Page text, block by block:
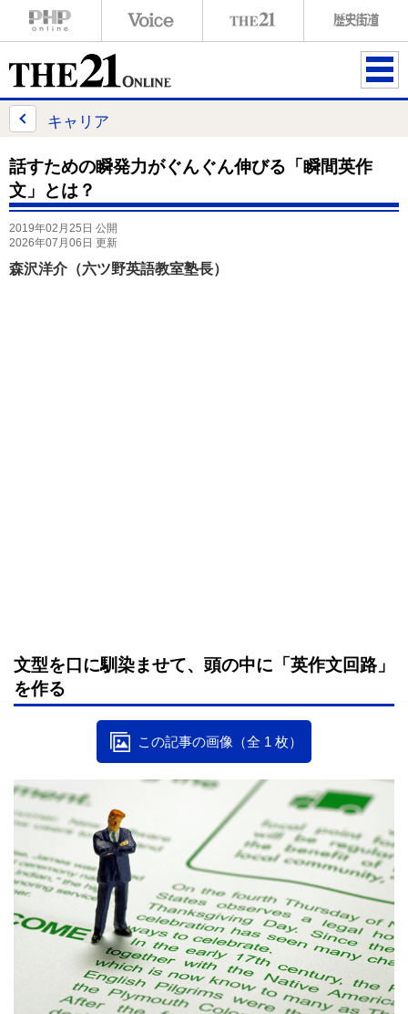
ME
キャリア
話すための瞬発力がぐんぐん伸びる「瞬間英作
文」とは？
2019年02月25日 公開
2026年07月06日 更新
森沢洋介（六ツ野英語教室塾長）
文型を口に馴染ませて、頭の中に「英作文回路」
を作る
この記事の画像（全 1 枚）